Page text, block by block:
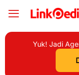
Yuk! Jadi